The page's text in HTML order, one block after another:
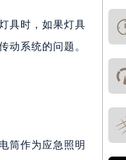
具时，如果灯具
动系统的问题。
筒作为应急照明